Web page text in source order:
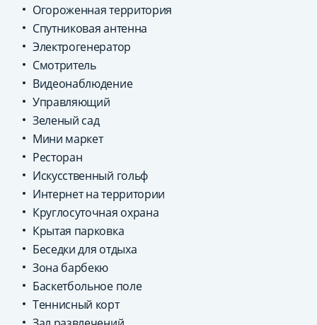
Огороженная территория
Спутниковая антенна
Электрогенератор
Смотритель
Видеонаблюдение
Управляющий
Зеленый сад
Мини маркет
Ресторан
Искусственный гольф
Интернет на территории
Круглосуточная охрана
Крытая парковка
Беседки для отдыха
Зона барбекю
Баскетбольное поле
Теннисный корт